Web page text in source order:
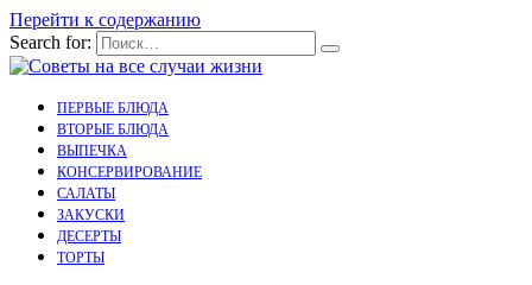
Перейти к содержанию
Search for:
ПЕРВЫЕ БЛЮДА
ВТОРЫЕ БЛЮДА
ВЫПЕЧКА
КОНСЕРВИРОВАНИЕ
САЛАТЫ
ЗАКУСКИ
ДЕСЕРТЫ
ТОРТЫ